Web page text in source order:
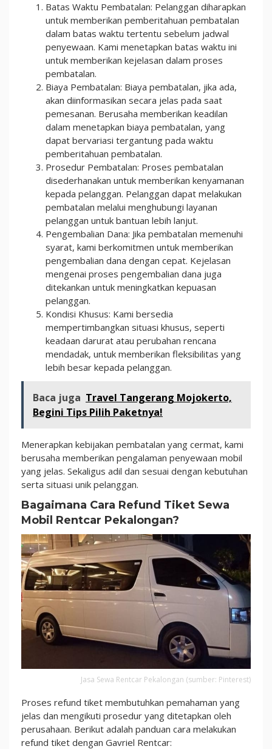
Batas Waktu Pembatalan: Pelanggan diharapkan
untuk memberikan pemberitahuan pembatalan
dalam batas waktu tertentu sebelum jadwal
penyewaan. Kami menetapkan batas waktu ini
untuk memberikan kejelasan dalam proses
pembatalan.
Biaya Pembatalan: Biaya pembatalan, jika ada,
akan diinformasikan secara jelas pada saat
pemesanan. Berusaha memberikan keadilan
dalam menetapkan biaya pembatalan, yang
dapat bervariasi tergantung pada waktu
pemberitahuan pembatalan.
Prosedur Pembatalan: Proses pembatalan
disederhanakan untuk memberikan kenyamanan
kepada pelanggan. Pelanggan dapat melakukan
pembatalan melalui menghubungi layanan
pelanggan untuk bantuan lebih lanjut.
Pengembalian Dana: Jika pembatalan memenuhi
syarat, kami berkomitmen untuk memberikan
pengembalian dana dengan cepat. Kejelasan
mengenai proses pengembalian dana juga
ditekankan untuk meningkatkan kepuasan
pelanggan.
Kondisi Khusus: Kami bersedia
mempertimbangkan situasi khusus, seperti
keadaan darurat atau perubahan rencana
mendadak, untuk memberikan fleksibilitas yang
lebih besar kepada pelanggan.
Baca juga Travel Tangerang Mojokerto,
Begini Tips Pilih Paketnya!
Menerapkan kebijakan pembatalan yang cermat, kami
berusaha memberikan pengalaman penyewaan mobil
yang jelas. Sekaligus adil dan sesuai dengan kebutuhan
serta situasi unik pelanggan.
Bagaimana Cara Refund Tiket Sewa
Mobil Rentcar Pekalongan?
Jasa Sewa Rentcar Pekalongan (sumber: Pinterest)
Proses refund tiket membutuhkan pemahaman yang
jelas dan mengikuti prosedur yang ditetapkan oleh
perusahaan. Berikut adalah panduan cara melakukan
refund tiket dengan Gavriel Rentcar: